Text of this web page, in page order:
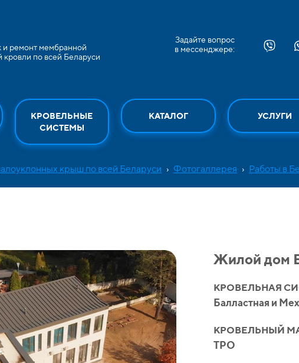
ремонт мембранной
кровли по всей Беларуси
Задайте вопрос
в мессенджере:
КРОВЕЛЬНЫЕ
СИСТЕМЫ
КАТАЛОГ УСЛУГИ
крыш по всей Беларуси › Фотогаллерея › Работы в
Жилой дом
КРОВЕЛЬНАЯ
Балластная и
КРОВЕЛЬНЫЙ
TPO